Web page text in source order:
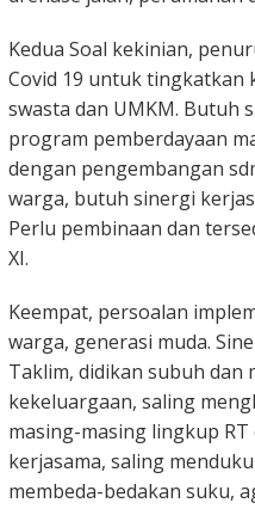
Kedua Soal kekinian,
Covid 19 untuk tingkatkan
swasta dan UMKM. Butuh
program pemberdayaan
dengan pengembangan
warga, butuh sinergi
Perlu pembinaan dan
XI.
Keempat, persoalan
warga, generasi muda.
Taklim, didikan subuh dan
kekeluargaan, saling
masing-masing lingkup
kerjasama, saling
membeda-bedakan suku,